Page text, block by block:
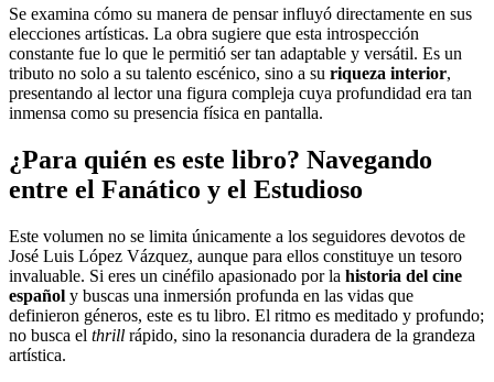
Se examina cómo su manera de pensar influyó directamente en sus
elecciones artísticas. La obra sugiere que esta introspección
constante fue lo que le permitió ser tan adaptable y versátil. Es un
tributo no solo a su talento escénico, sino a su riqueza interior,
presentando al lector una figura compleja cuya profundidad era tan
inmensa como su presencia física en pantalla.
¿Para quién es este libro? Navegando
entre el Fanático y el Estudioso
Este volumen no se limita únicamente a los seguidores devotos de
José Luis López Vázquez, aunque para ellos constituye un tesoro
invaluable. Si eres un cinéfilo apasionado por la historia del cine
español y buscas una inmersión profunda en las vidas que
definieron géneros, este es tu libro. El ritmo es meditado y profundo;
no busca el thrill rápido, sino la resonancia duradera de la grandeza
artística.